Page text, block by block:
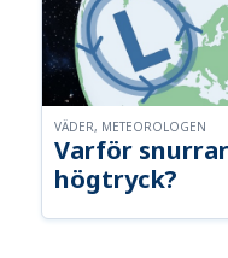
Varför
högtryck?
VÄDER, METEOROLOGEN